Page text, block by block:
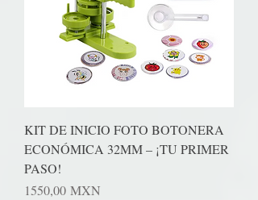
KIT DE INICIO FOTO BOTONERA
ECONÓMICA 32MM – ¡TU PRIMER
PASO!
Precio
1550,00 MXN